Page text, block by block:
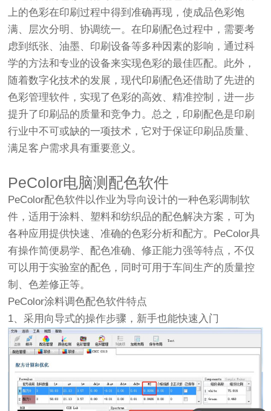
上的色彩在印刷过程中得到准确再现，使成品色彩饱
满、层次分明、协调统一。在印刷配色过程中，需要考
虑到纸张、油墨、印刷设备等多种因素的影响，通过科
学的方法和专业的设备来实现色彩的最佳匹配。此外，
随着数字化技术的发展，现代印刷配色还借助了先进的
色彩管理软件，实现了色彩的高效、精准控制，进一步
提升了印刷品的质量和竞争力。总之，印刷配色是印刷
行业中不可或缺的一项技术，它对于保证印刷品质量、
满足客户需求具有重要意义。
PeColor电脑测配色软件
PeColor配色软件以作业为导向设计的一种色彩调制软
件，适用于涂料、塑料和纺织品的配色解决方案，可为
各种应用提供快速、准确的色彩分析和配方。PeColor具
有操作简便易学、配色准确、修正能力强等特点，不仅
可以用于实验室的配色，同时可用于车间生产的质量控
制、色差修正等。
PeColor涂料调色配色软件特点
1、采用向导式的操作步骤，新手也能快速入门